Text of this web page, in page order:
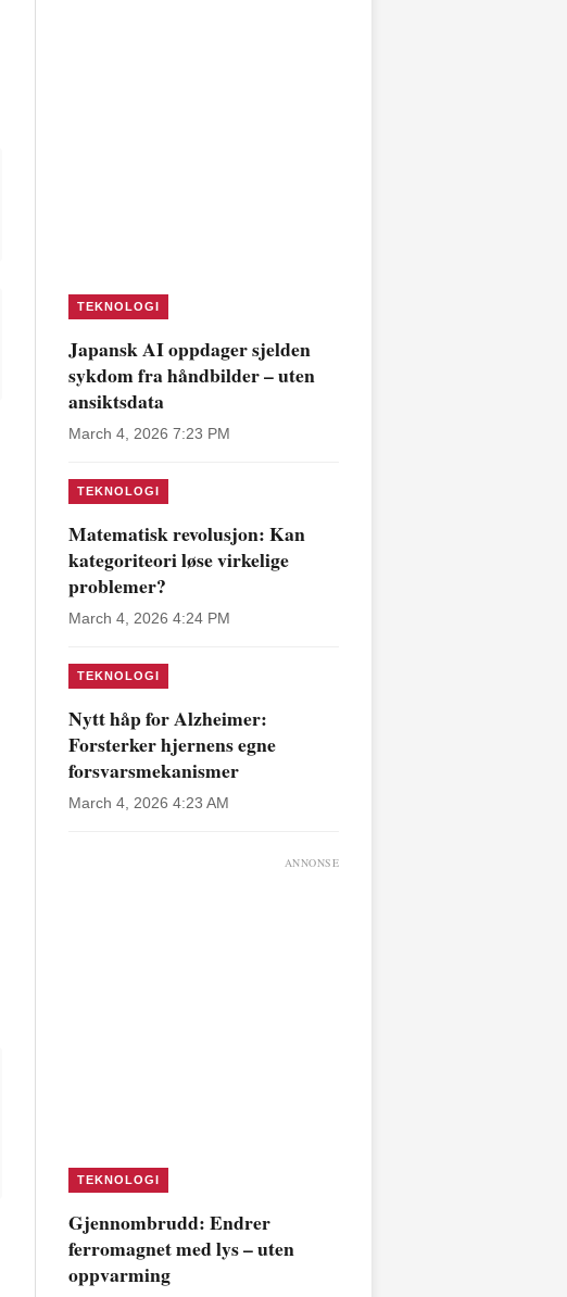
TEKNOLOGI
Japansk AI oppdager sjelden
sykdom fra håndbilder – uten
ansiktsdata
March 4, 2026 7:23 PM
TEKNOLOGI
Matematisk revolusjon: Kan
kategoriteori løse virkelige
problemer?
March 4, 2026 4:24 PM
TEKNOLOGI
Nytt håp for Alzheimer:
Forsterker hjernens egne
forsvarsmekanismer
March 4, 2026 4:23 AM
ANNONSE
TEKNOLOGI
Gjennombrudd: Endrer
ferromagnet med lys – uten
oppvarming